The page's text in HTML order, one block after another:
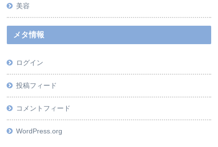
美容
メタ情報
ログイン
投稿フィード
コメントフィード
WordPress.org